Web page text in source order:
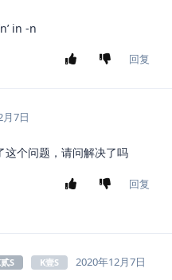
in -n
回复
月7日
这个问题，请问解决了吗
回复
S K壹S 2020年12月7日